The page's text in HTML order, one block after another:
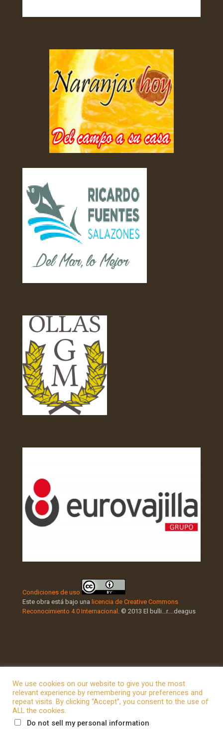
Condiciones de uso
Este obra está bajo una licencia de Creative Commons
Reconocimiento 4.0 Internacional . © 2013 El bulli...r....deagus
© 2026 Betheme by Muffin group
We use cookies on our website to give you the most
relevant experience by remembering your preferences and
repeat visits. By clicking “Accept”, you consent to the use of
ALL the cookies.
Do not sell my personal information.